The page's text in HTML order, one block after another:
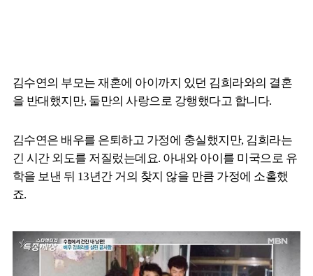
김수연의 부모는 재혼에 아이까지 있던 김희라와의 결혼
을 반대했지만, 둘만의 사랑으로 강행했다고 합니다.
김수연은 배우를 은퇴하고 가정에 충실했지만, 김희라는
긴 시간 외도를 저질렀는데요. 아내와 아이를 미국으로 유
학을 보낸 뒤 13년간 거의 찾지 않을 만큼 가정에 소홀했
죠.